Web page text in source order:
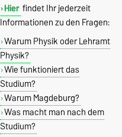
Hier findet Ihr jederzeit
Informationen zu den Fragen:
Warum Physik oder Lehramt
Physik?
Wie funktioniert das
Studium?
Warum Magdeburg?
Was macht man nach dem
Studium?